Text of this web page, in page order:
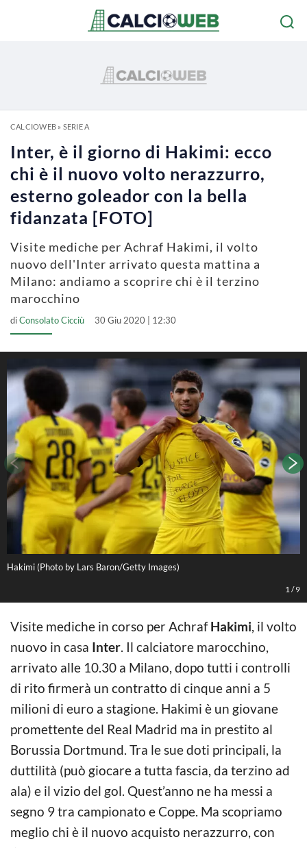
CALCIOWEB» SERIE A
Inter, è il giorno di Hakimi: ecco
chi è il nuovo volto nerazzurro,
esterno goleador con la bella
fidanzata [FOTO]
Visite mediche per Achraf Hakimi, il volto
nuovo dell'Inter arrivato questa mattina a
Milano: andiamo a scoprire chi è il terzino
marocchino
diConsolato Cicciù 30 Giu 2020 | 12:30
Hakimi (Photo by Lars Baron/Getty Images)
1 /9
Visite mediche in corso per AchrafHakimi, il volto
nuovo in casa Inter. Il calciatore marocchino,
arrivato alle 10.30 a Milano, dopo tutti i controlli
di rito firmerà un contratto di cinque anni a 5
milioni di euro a stagione. Hakimi è un giovane
promettente del Real Madrid ma in prestito al
Borussia Dortmund. Tra le sue doti principali, la
duttilità (può giocare a tutta fascia, da terzino ad
ala) e il vizio del gol. Quest’anno ne ha messi a
segno 9 tra campionato e Coppe. Ma scopriamo
meglio chi è il nuovo acquisto nerazzurro, con